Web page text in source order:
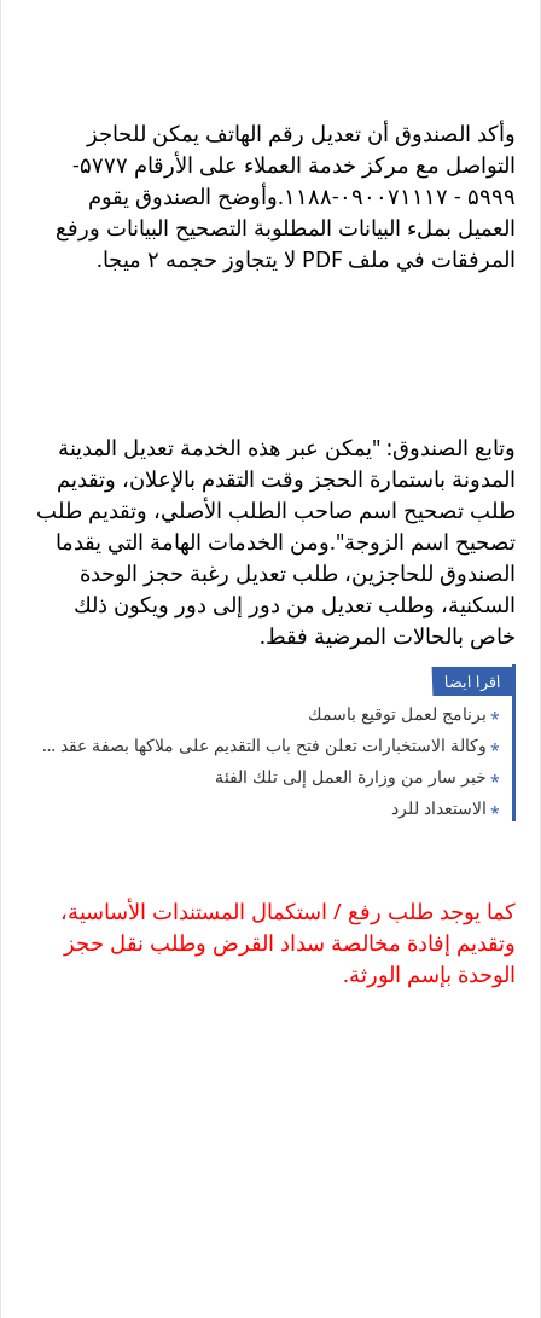
وأكد الصندوق أن تعديل رقم الهاتف يمكن للحاجز
التواصل مع مركز خدمة العملاء على الأرقام ۵۷۷۷-
۵۹۹۹ - ۰۹۰۰۷۱۱۱۷-۱۱۸۸.وأوضح الصندوق يقوم
العميل بملء البيانات المطلوبة التصحيح البيانات ورفع
المرفقات في ملف PDF لا يتجاوز حجمه ۲ ميجا.
وتابع الصندوق: "يمكن عبر هذه الخدمة تعديل المدينة
المدونة باستمارة الحجز وقت التقدم بالإعلان، وتقديم
طلب تصحيح اسم صاحب الطلب الأصلي، وتقديم طلب
تصحيح اسم الزوجة".ومن الخدمات الهامة التي يقدما
الصندوق للحاجزين، طلب تعديل رغبة حجز الوحدة
السكنية، وطلب تعديل من دور إلى دور ويكون ذلك
خاص بالحالات المرضية فقط.
اقرا ايضا
برنامج لعمل توقيع باسمك
وكالة الاستخبارات تعلن فتح باب التقديم على ملاكها بصفة عقد شرطى
خبر سار من وزارة العمل إلى تلك الفئة
الاستعداد للرد
كما يوجد طلب رفع / استكمال المستندات الأساسية،
وتقديم إفادة مخالصة سداد القرض وطلب نقل حجز
الوحدة بإسم الورثة.